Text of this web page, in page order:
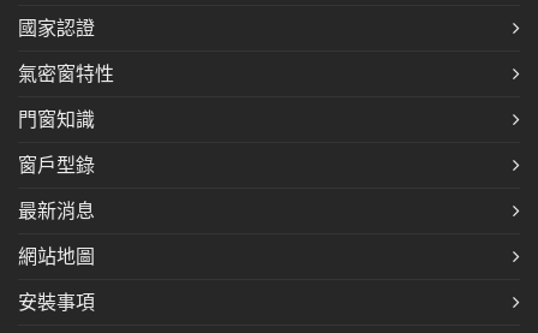
國家認證
氣密窗特性
門窗知識
窗戶型錄
最新消息
網站地圖
安裝事項